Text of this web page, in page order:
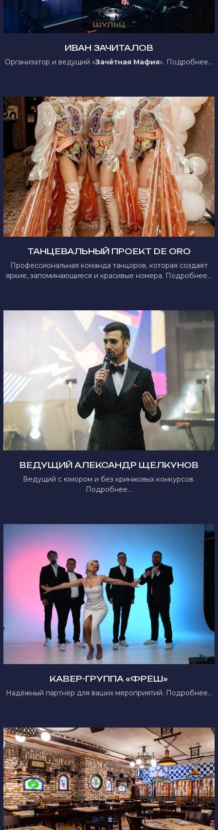
ИВАН ЗАЧИТАЛОВ
Организатор и ведущий «Зачётная Мафия». Подробнее...
ТАНЦЕВАЛЬНЫЙ ПРОЕКТ DE ORO
Профессиональная команда танцоров, которая создаёт
яркие, запоминающиеся и красивые номера. Подробнее...
ВЕДУЩИЙ АЛЕКСАНДР ЩЕЛКУНОВ
Ведущий с юмором и без кринжовых конкурсов.
Подробнее...
КАВЕР-ГРУППА «ФРЕШ»
Надёжный партнёр для ваших мероприятий. Подробнее...